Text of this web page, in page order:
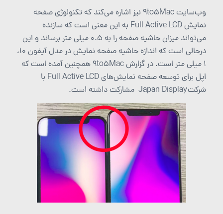
وب‌سایت 9to5Mac نیز اشاره می‌کند که تکنولوژی صفحه
نمایش Full Active LCD به این معنی است که سازنده
می‌تواند میزان حاشیه صفحه را به 0.5 میلی متر برساند و این
درحالی است که اندازه حاشیه صفحه نمایش در مدل آیفون 10،
1 میلی متر است. در گزارش 9to5Mac همچنین آمده است که
اپل برای توسعه صفحه نمایش‌های Full Active LCD با
شرکتJapan Display مشارکت داشته است.